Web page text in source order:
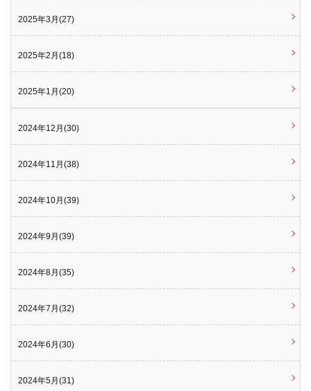
2025年3月(27)
2025年2月(18)
2025年1月(20)
2024年12月(30)
2024年11月(38)
2024年10月(39)
2024年9月(39)
2024年8月(35)
2024年7月(32)
2024年6月(30)
2024年5月(31)